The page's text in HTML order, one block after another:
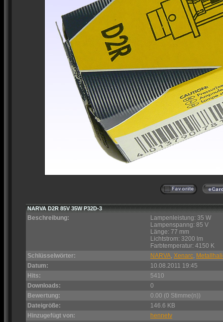
NARVA D2R 85V 35W P32D-3
Beschreibung:
Lampenleistung: 35 W
Lampenspanng: 85 V
Länge: 77 mm
Lichtstrom: 3200 lm
Farbtemperatur: 4150 K
Schlüsselwörter:
NARVA, Xenarc,
Datum:
10.08.2011 19:45
Hits:
5410
Downloads:
0
Bewertung:
0.00 (0 Stimme(n))
Dateigröße:
146.6 KB
Hinzugefügt von:
hennetv